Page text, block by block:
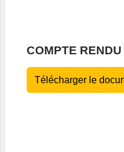
COMPTE
Télécharger le